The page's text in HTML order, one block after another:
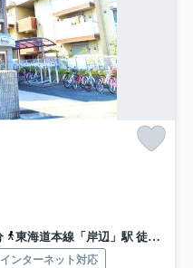
東海道本線「岸辺」駅 徒歩26分
インターネット対応